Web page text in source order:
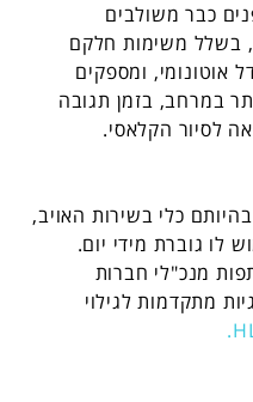
כבר משולבים
בשלל משימות חלקם
אוטונומי, ומספקים
במרחב, בזמן תגובה
לסיור הקלאסי.
כלי בשירות האויב,
לו גוברת מידי יום.
מנכ"לי חברות
מתקדמות לגילוי